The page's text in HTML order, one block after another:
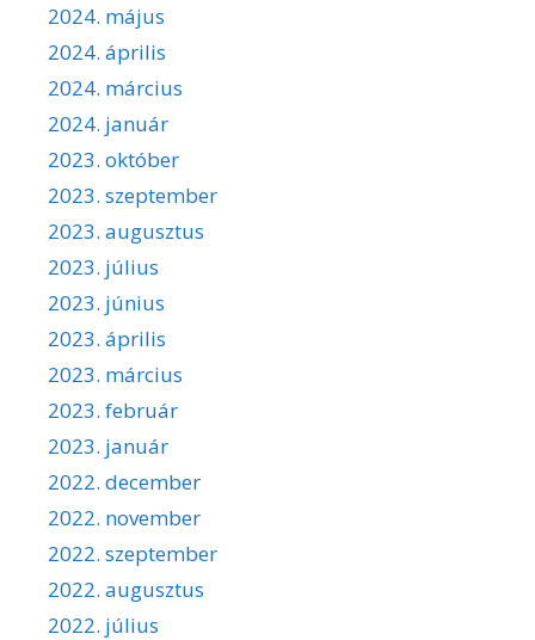
2024. május
2024. április
2024. március
2024. január
2023. október
2023. szeptember
2023. augusztus
2023. július
2023. június
2023. április
2023. március
2023. február
2023. január
2022. december
2022. november
2022. szeptember
2022. augusztus
2022. július